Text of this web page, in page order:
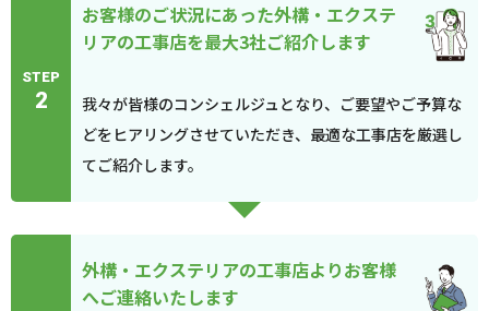
STEP
2
お客様のご状況にあった外構・エクステ
リアの工事店を最大3社ご紹介します
我々が皆様のコンシェルジュとなり、ご要望やご予算な
どをヒアリングさせていただき、最適な工事店を厳選し
てご紹介します。
外構・エクステリアの工事店よりお客様
へご連絡いたします